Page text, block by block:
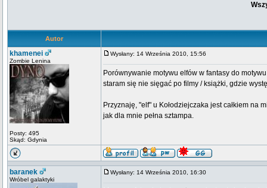
Autor
khamenei
Zombie Lenina
Posty: 495
Skąd: Gdynia
Wysłany: 14 Września 2010, 15:56
Porównywanie motywu elfów w fantasy do
staram się nie sięgać po filmy / książki, gdzie
Przyznaję, "elf" u Kołodziejczaka jest całkiem na
jak dla mnie pełna sztampa.
baranek
Wróbel galaktyki
Wysłany: 14 Września 2010, 16:30